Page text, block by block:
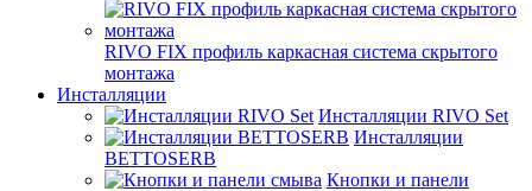
RIVO FIX профиль каркасная система скрытого
монтажа
Инсталляции
Инсталляции RIVO Set
Инсталляции
BETTOSERB
Кнопки и панели